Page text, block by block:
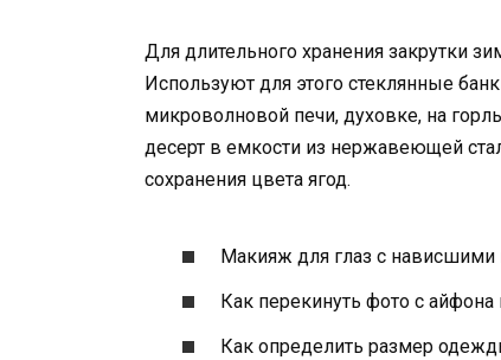
Для длительного хранения закрутки
Используют для этого стеклянные
микроволновой печи, духовке, на
десерт в емкости из нержавеющей
сохранения цвета ягод.
Макияж для глаз с
Как перекинуть фото с
Как определить размер